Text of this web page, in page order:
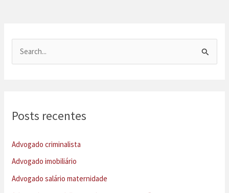
i
p
Posts recentes
Advogado criminalista
Advogado imobiliário
Advogado salário maternidade